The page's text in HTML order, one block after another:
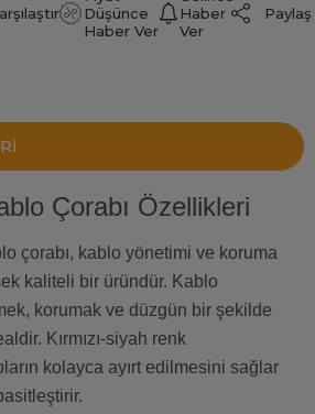
Düşünce
Haber Ver
Haber
Ver
Paylaş
Çorabı Özellikleri
çorabı, kablo yönetimi ve koruma
kaliteli bir üründür. Kablo
korumak ve düzgün bir şekilde
Kırmızı-siyah renk
kolayca ayırt edilmesini sağlar